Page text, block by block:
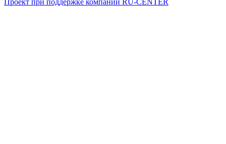
Проект при поддержке компании RU-CENTER